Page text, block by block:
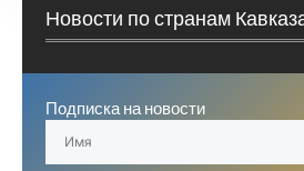
Новости по странам
Подписка на новости